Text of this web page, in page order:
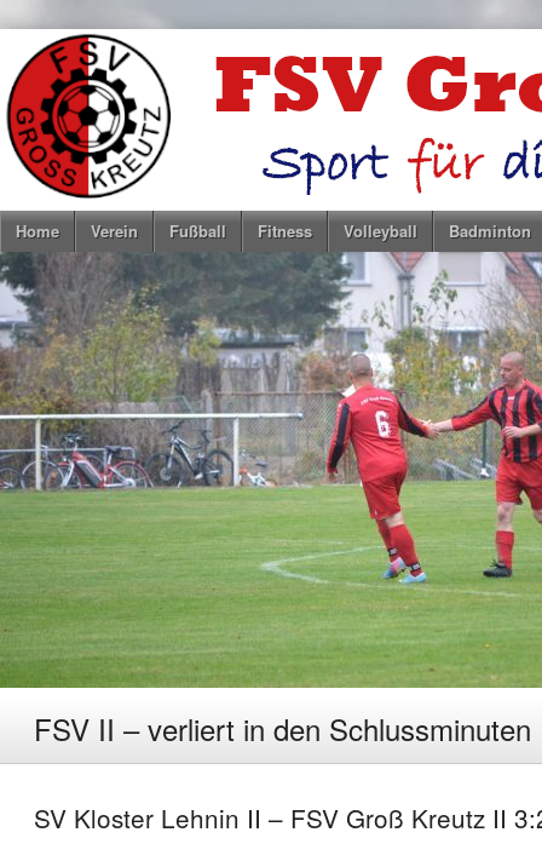
Home Verein Fußball Fitness Volleyball Badminton
FSV II – verliert in den Schlussminuten
SV Kloster Lehnin II – FSV Groß Kreutz II